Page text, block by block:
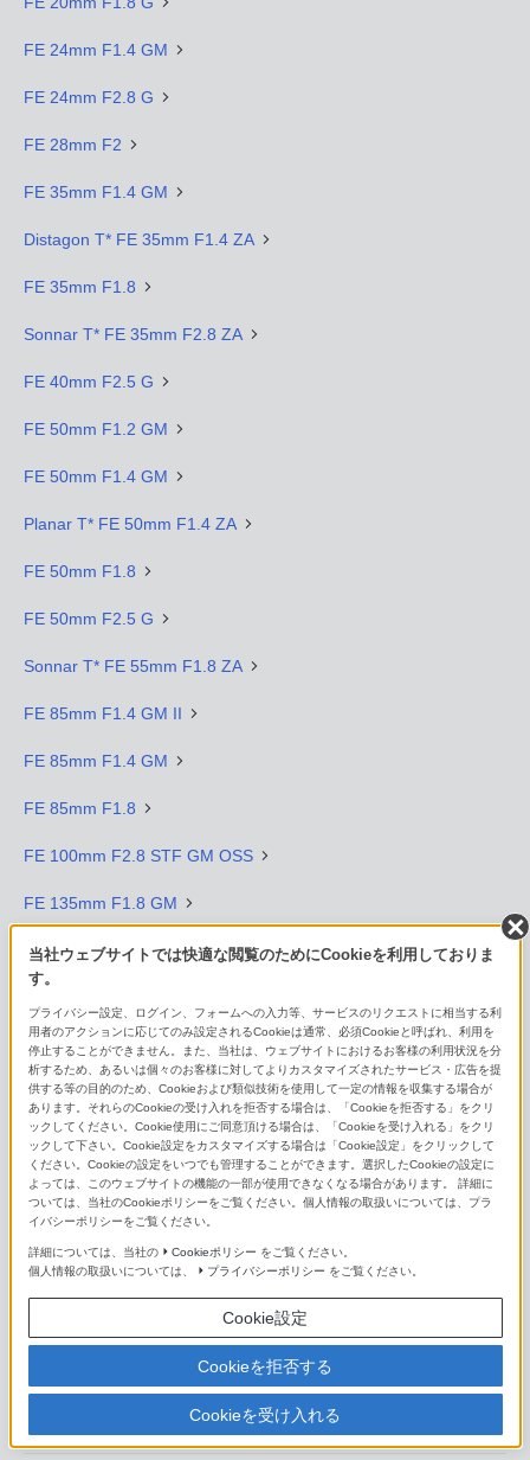
FE 24mm F1.4 GM
FE 24mm F2.8 G
FE 28mm F2
FE 35mm F1.4 GM
Distagon T* FE 35mm F1.4 ZA
FE 35mm F1.8
Sonnar T* FE 35mm F2.8 ZA
FE 40mm F2.5 G
FE 50mm F1.2 GM
FE 50mm F1.4 GM
Planar T* FE 50mm F1.4 ZA
FE 50mm F1.8
FE 50mm F2.5 G
Sonnar T* FE 55mm F1.8 ZA
FE 85mm F1.4 GM II
FE 85mm F1.4 GM
FE 85mm F1.8
FE 100mm F2.8 STF GM OSS
FE 135mm F1.8 GM
FE 300mm F2.8 GM OSS
FE 600mm F4 GM OSS
E 11mm F1.8
E 15mm F1.4 G
E16mm F2.8
Sonnar T＊ E 24mm F1.8 ZA
マクロレンズ（Eマウント用）
当社ウェブサイトでは快適な閲覧のためにCookieを利用しておりま
す。
プライバシー設定、ログイン、フォームへの入力等、サービスのリクエストに相当する利
用者のアクションに応じてのみ設定されるCookieは通常、必須Cookieと呼ばれ、利用を
停止することができません。また、当社は、ウェブサイトにおけるお客様の利用状況を分
析するため、あるいは個々のお客様に対してよりカスタマイズされたサービス・広告を提
供する等の目的のため、Cookieおよび類似技術を使用して一定の情報を収集する場合が
あります。それらのCookieの受け入れを拒否する場合は、「Cookieを拒否する」をクリ
ックしてください。Cookie使用にご同意頂ける場合は、「Cookieを受け入れる」をクリ
ックして下さい。Cookie設定をカスタマイズする場合は「Cookie設定」をクリックして
ください。Cookieの設定をいつでも管理することができます。選択したCookieの設定に
よっては、このウェブサイトの機能の一部が使用できなくなる場合があります。 詳細に
ついては、当社のCookieポリシーをご覧ください。個人情報の取扱いについては、プラ
イバシーポリシーをご覧ください。
詳細については、当社の Cookieポリシー をご覧ください。
個人情報の取扱いについては、
プライバシーポリシー をご覧ください。
Cookie設定
Cookieを拒否する
Cookieを受け入れる